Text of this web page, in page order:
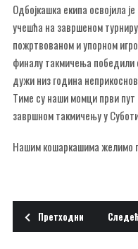
Одбојкашка екипа освојила
учешћа на завршеном
пожртвованом и упорном
финалу такмичења победили
дужи низ година
Тиме су наши момци први пут
завршном такмичењу у
Нашим кошаркашима желимо
Претходни чланак:
Претходни